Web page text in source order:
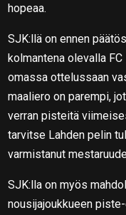
hopeaa.
SJK:llä on ennen
kolmantena olevalla
omassa ottelussaan
maaliero on parempi,
verran pisteitä
tarvitse Lahden pelin
varmistanut
SJK:lla on myös
nousijajoukkueen